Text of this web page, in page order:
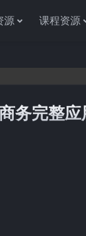
源 课程资源
务完整应
货铺获取各种